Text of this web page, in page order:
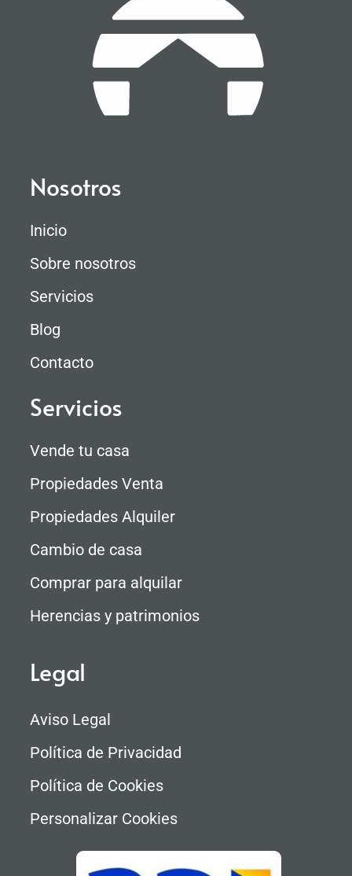
Nosotros
Inicio
Sobre nosotros
Servicios
Blog
Contacto
Servicios
Vende tu casa
Propiedades Venta
Propiedades Alquiler
Cambio de casa
Comprar para alquilar
Herencias y patrimonios
Legal
Aviso Legal
Política de Privacidad
Política de Cookies
Personalizar Cookies